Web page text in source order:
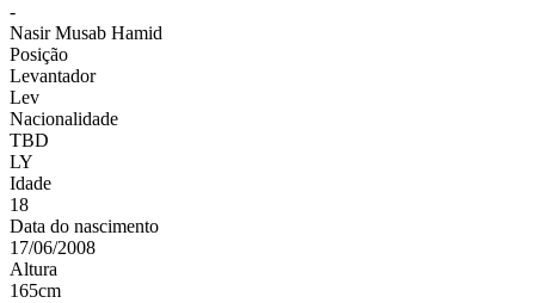
-
Nasir Musab Hamid
Posição
Levantador
Lev
Nacionalidade
TBD
LY
Idade
18
Data do nascimento
17/06/2008
Altura
165cm